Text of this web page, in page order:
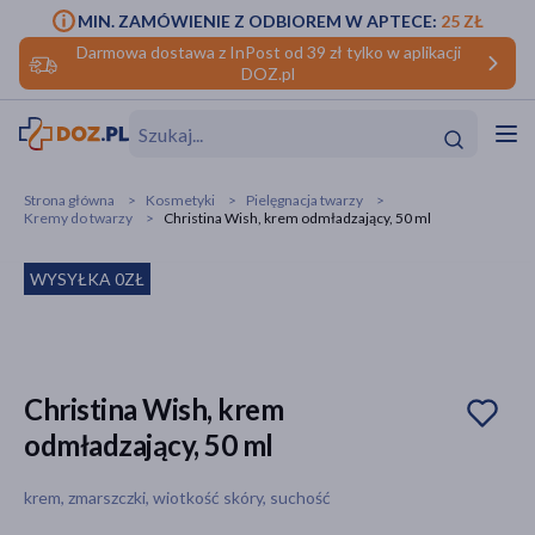
Darmowa dostawa z InPost od 39 zł tylko w aplikacji
DOZ.pl
MIN. ZAMÓWIENIE Z ODBIOREM W APTECE: 25 ZŁ
Hit
makijażu
Strona główna Kosmetyki
Pielęgnacja twarzy
Kremy do twarzy
Christina Wish, krem odmładzający, 50 ml
WYSYŁKA 0ZŁ
Christina Wish, krem
odmładzający, 50 ml
krem, zmarszczki, wiotkość skóry, suchość